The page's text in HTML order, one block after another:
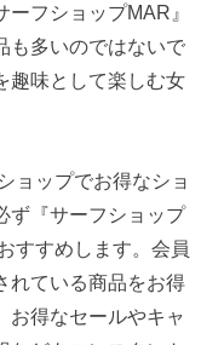
フショップMAR』
も多いのではないで
趣味として楽しむ女
ョップでお得なショ
ず『サーフショップ
すすめします。会員
れている商品をお得
お得なセールやキャ